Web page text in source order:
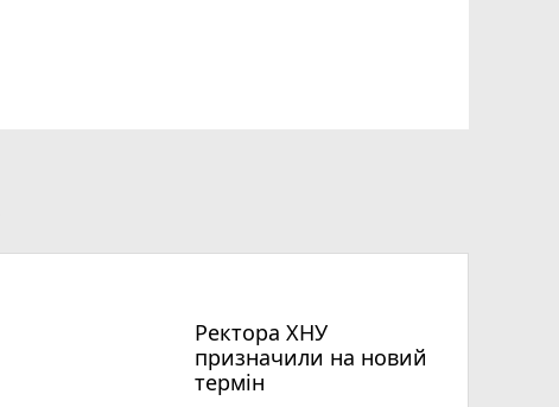
Ректора ХНУ
призначили на новий
термін